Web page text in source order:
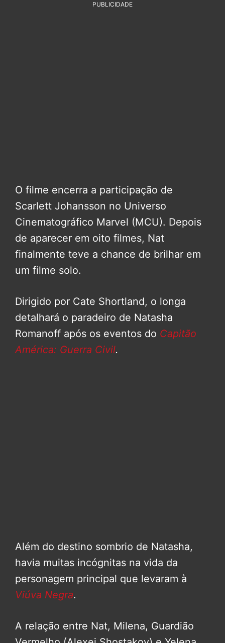
PUBLICIDADE
O filme encerra a participação de
Scarlett Johansson no Universo
Cinematográfico Marvel (MCU). Depois
de aparecer em oito filmes, Nat
finalmente teve a chance de brilhar em
um filme solo.
Dirigido por Cate Shortland, o longa
detalhará o paradeiro de Natasha
Romanoff após os eventos do Capitão
América: Guerra Civil.
Além do destino sombrio de Natasha,
havia muitas incógnitas na vida da
personagem principal que levaram à
Viúva Negra.
A relação entre Nat, Milena, Guardião